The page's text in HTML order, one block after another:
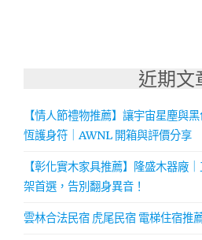
近期文
【情人節禮物推薦】讓宇宙星塵與
恆護身符｜AWNL 開箱與評價分享
【彰化實木家具推薦】隆盛木器廠
架首選，告別翻身異音！
雲林合法民宿 虎尾民宿 電梯住宿推